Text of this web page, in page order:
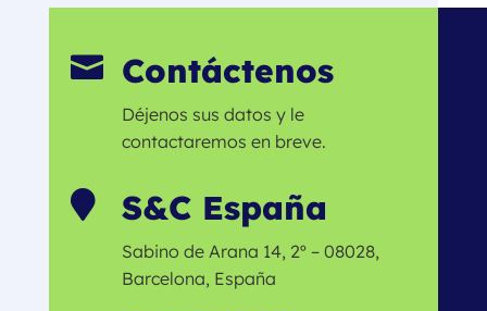
 Contáctenos
Déjenos sus datos y le
contactaremos en breve.
 S&C España
Sabino de Arana 14, 2º – 08028,
Barcelona, España